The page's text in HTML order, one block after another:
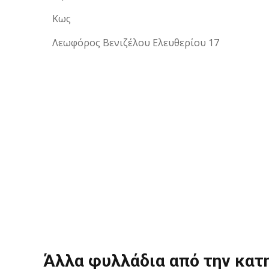
Κως
Λεωφόρος Βενιζέλου Ελευθερίου 17
Άλλα φυλλάδια από την